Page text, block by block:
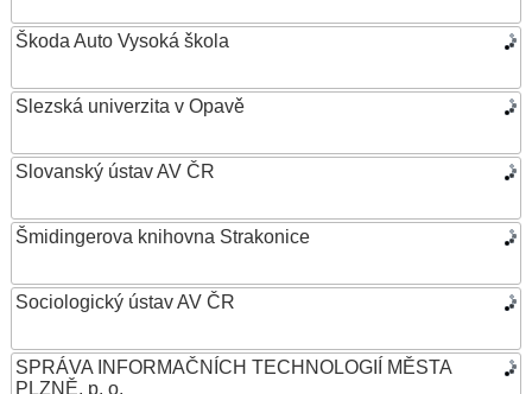
Škoda Auto Vysoká škola
Slezská univerzita v Opavě
Slovanský ústav AV ČR
Šmidingerova knihovna Strakonice
Sociologický ústav AV ČR
SPRÁVA INFORMAČNÍCH TECHNOLOGIÍ MĚSTA
PLZNĚ, p. o.